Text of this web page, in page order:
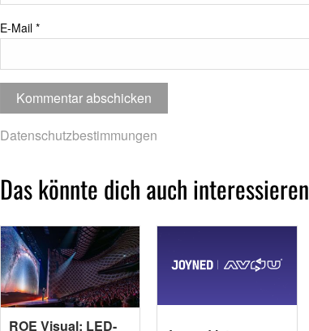
E-Mail *
Datenschutzbestimmungen
Das könnte dich auch interessieren
ROE Visual: LED-